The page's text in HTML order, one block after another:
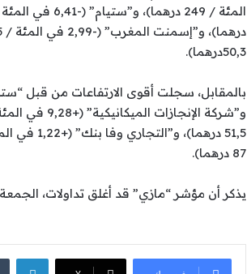
50,3درهما).
87 درهما).
يذكر أن مؤشر “مازي” قد أغلق تداولات، الجمعة
لينكدإن